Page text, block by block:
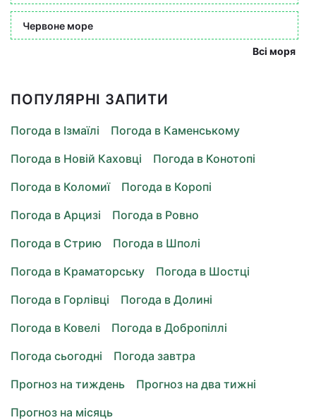
Червоне море
Всі моря
ПОПУЛЯРНІ ЗАПИТИ
Погода в Ізмаїлі
Погода в Каменському
Погода в Новій Каховці
Погода в Конотопі
Погода в Коломиї
Погода в Коропі
Погода в Арцизі
Погода в Ровно
Погода в Стрию
Погода в Шполі
Погода в Краматорську
Погода в Шостці
Погода в Горлівці
Погода в Долині
Погода в Ковелі
Погода в Добропіллі
Погода сьогодні
Погода завтра
Прогноз на тиждень
Прогноз на два тижні
Прогноз на місяць